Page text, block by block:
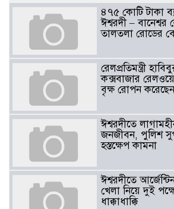
৪৭৫ কোটি টাকা
ঈশ্বরদী –
তালতলা রোডের
রেলপ্রতিমন্ত্রী
কক্সবাজার
বৃক্ষ রোপন
ঈশ্বরদীতে
জনজীবন, পুলিশ
হস্তক্ষেপ কামনা ​
ঈশ্বরদীতে
খেলা নিয়ে দুই
ধাক্কাধাক্কি